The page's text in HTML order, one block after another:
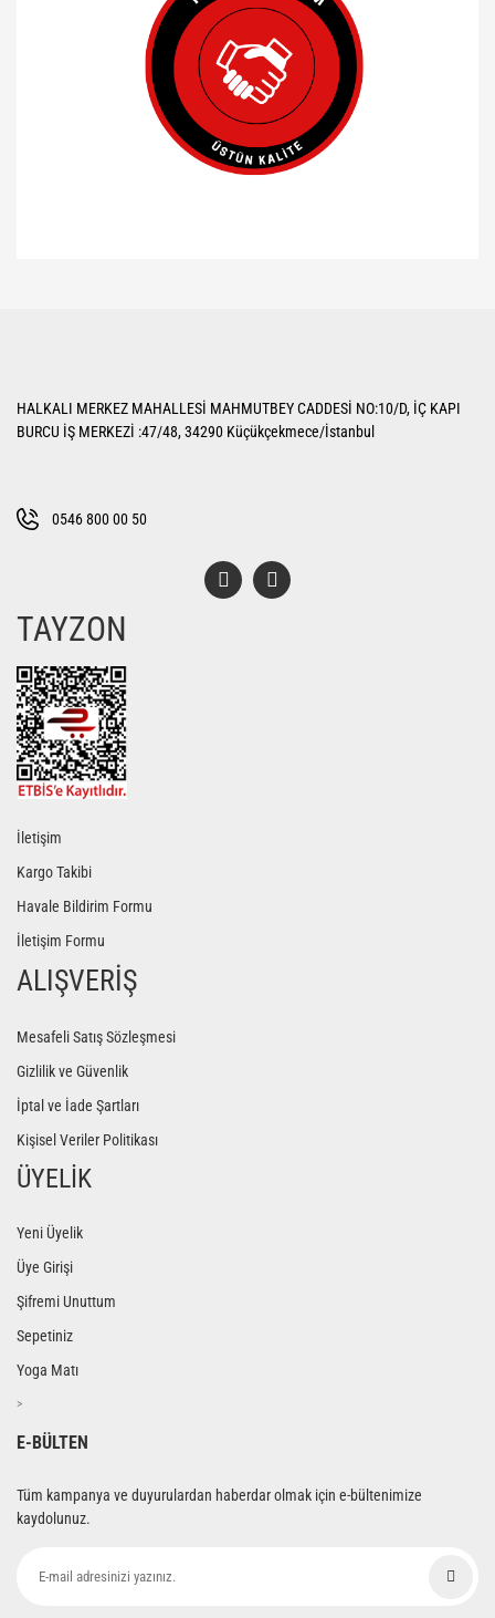
Ürün açıklamasında eksik bilgiler bulunuyor.
Bu ürüne benzer farklı alternatifler olmalı.
HALKALI MERKEZ MAHALLESİ MAHMUTBEY CADDESİ NO:10/D, İÇ KAPI
BURCU İŞ MERKEZİ :47/48, 34290 Küçükçekmece/İstanbul
0546 800 00 50
TAYZON
İletişim
Kargo Takibi
Havale Bildirim Formu
İletişim Formu
ALIŞVERİŞ
Mesafeli Satış Sözleşmesi
Gizlilik ve Güvenlik
İptal ve İade Şartları
Kişisel Veriler Politikası
ÜYELİK
Yeni Üyelik
Üye Girişi
Şifremi Unuttum
Sepetiniz
Yoga Matı
>
E-BÜLTEN
Tüm kampanya ve duyurulardan haberdar olmak için e-bültenimize
kaydolunuz.